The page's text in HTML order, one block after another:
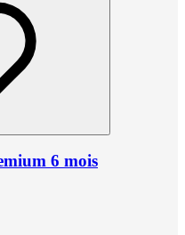
6 mois